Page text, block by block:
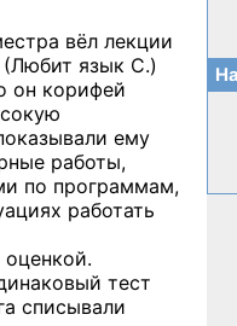
вёл лекции
язык C.)
он корифей
ему
работы,
по программам,
работать
тест
списывали